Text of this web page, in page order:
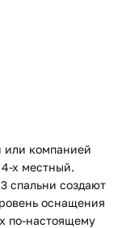
или компанией
х местный.
спальни создают
оснащения
по-настоящему